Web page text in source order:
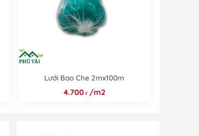
Lưới Bao Che 2mx100m
4.700 /m2